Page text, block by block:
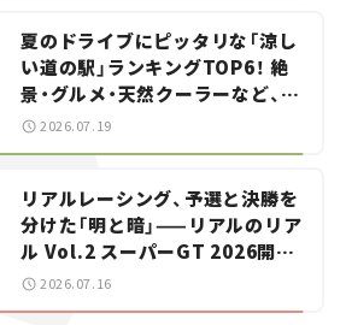
夏のドライブにピッタリな「涼し
い道の駅」ランキングTOP6！ 絶
景・グルメ・天然クーラーなど、避
暑におすすめのスポットを紹介
【道の駅マニアの推し駅ガイド】
2026.07.19
リアルレーシング、予選と決勝を
分けた「明と暗」——リアルのリア
ル Vol.2 スーパーGT 2026開幕
戦 岡山国際サーキット
2026.07.16